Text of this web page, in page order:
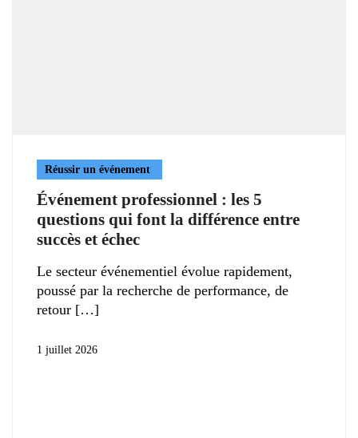
Réussir un événement
Événement professionnel : les 5
questions qui font la différence entre
succès et échec
Le secteur événementiel évolue rapidement,
poussé par la recherche de performance, de
retour
1 juillet 2026